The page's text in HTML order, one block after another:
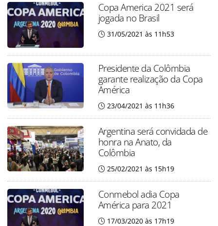
Copa America 2021 será
jogada no Brasil
31/05/2021 às 11h53
Presidente da Colômbia
garante realização da Copa
América
23/04/2021 às 11h36
Argentina será convidada de
honra na Anato, da
Colômbia
25/02/2021 às 15h19
Conmebol adia Copa
América para 2021
17/03/2020 às 17h19